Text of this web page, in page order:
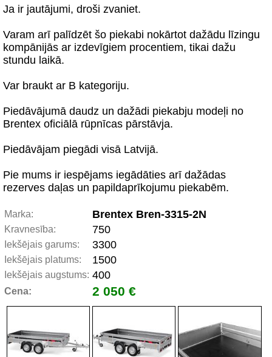
Ja ir jautājumi, droši zvaniet.
Varam arī palīdzēt šo piekabi nokārtot dažādu līzingu
kompānijās ar izdevīgiem procentiem, tikai dažu
stundu laikā.
Var braukt ar B kategoriju.
Piedāvājumā daudz un dažādi piekabju modeļi no
Brentex oficiālā rūpnīcas pārstāvja.
Piedāvājam piegādi visā Latvijā.
Pie mums ir iespējams iegādāties arī dažādas
rezerves daļas un papildaprīkojumu piekabēm.
Marka: Brentex Bren-3315-2N
Kravnesība: 750
Iekšējais garums: 3300
Iekšējais platums: 1500
Iekšējais augstums: 400
Cena: 2 050 €